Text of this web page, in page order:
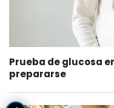
Prueba de glucosa
prepararse